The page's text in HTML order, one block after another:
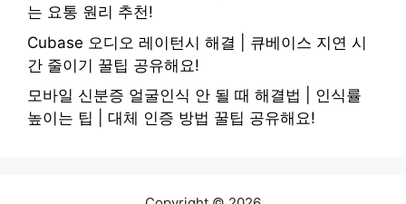
는 요통 원리 추천!
Cubase 오디오 레이턴시 해결 | 큐베이스 지연 시
간 줄이기 꿀팁 공유해요!
모바일 신분증 얼굴인식 안 될 때 해결법 | 인식률
높이는 팁 | 대체 인증 방법 꿀팁 공유해요!